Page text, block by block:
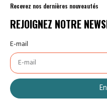
Recevez nos dernières nouveautés
REJOIGNEZ NOTRE
E-mail